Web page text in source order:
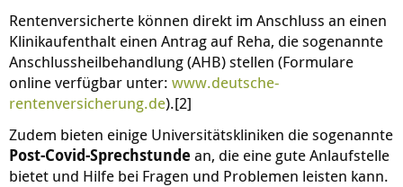
Rentenversicherte können direkt im Anschluss an einen
Klinikaufenthalt einen Antrag auf Reha, die sogenannte
Anschlussheilbehandlung (AHB) stellen (Formulare
online verfügbar unter: www.deutsche-
rentenversicherung.de).[2]
Zudem bieten einige Universitätskliniken die sogenannte
Post-Covid-Sprechstunde an, die eine gute Anlaufstelle
bietet und Hilfe bei Fragen und Problemen leisten kann.